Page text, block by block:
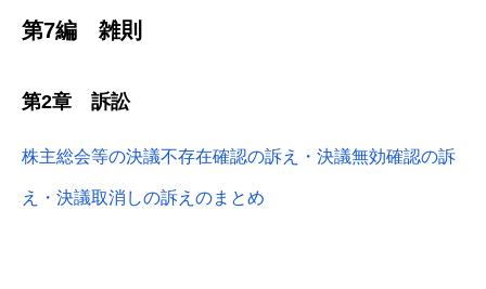
第7編 雑則
第2章 訴訟
株主総会等の決議不存在確認の訴え・決議無効確認の訴
え・決議取消しの訴えのまとめ